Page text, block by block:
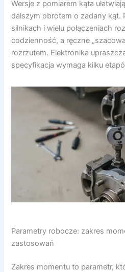
Wersje z pomiarem kąta
dalszym obrotem o zadany kąt.
silnikach i wielu połączeniach
codzienność, a ręczne
rozrzutem. Elektronika
specyfikacja wymaga kilku
Parametry robocze: zakres
zastosowań
Zakres momentu to parametr,